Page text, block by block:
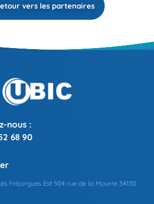
vers les partenaires
nous :
68 90
Fréjorgues Est 504 rue de la Mourre 34130